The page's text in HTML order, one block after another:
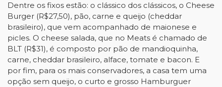
Dentre os fixos estão: o clássico dos clássicos, o Cheese
Burger (R$27,50), pão, carne e queijo (cheddar
brasileiro), que vem acompanhado de maionese e
picles. O cheese salada, que no Meats é chamado de
BLT (R$31), é composto por pão de mandioquinha,
carne, cheddar brasileiro, alface, tomate e bacon. E
por fim, para os mais conservadores, a casa tem uma
opção sem queijo, o curto e grosso Hamburguer